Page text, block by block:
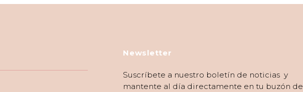
Newsletter
Suscríbete a nuestro boletín de noticias y
mantente al día directamente en tu buzón de